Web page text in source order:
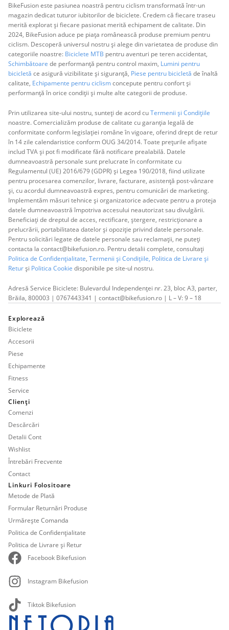
BikeFusion este pasiunea noastră pentru ciclism transformată într-un
magazin dedicat tuturor iubitorilor de biciclete. Credem că fiecare traseu
merită explorat și fiecare pasionat merită echipament de calitate. Din
2024, BikeFusion aduce pe piața românească produse premium pentru
ciclism. Descoperă universul nostru și alege din varietatea de produse din
categoriile noastre: Biciclete MTB pentru aventuri pe teren accidentat,
Schimbătoare de performanță pentru control maxim, Lumini pentru
bicicletă ce asigură vizibilitate și siguranță, Piese pentru bicicletă de înaltă
calitate, Echipamente pentru ciclismconcepute pentru confort și
performanță în orice condiții și multe alte categorii de produse.
Prin utilizarea site-ului nostru, sunteți de acord cuTermenii și Condițiile
noastre. Comercializăm produse de calitate cu garanția legală de
conformitate conform legislației române în vigoare, oferind drept de retur
în 14 zile calendaristice conform OUG 34/2014. Toate prețurile afișate
includ TVA și pot fi modificate fără notificare prealabilă. Datele
dumneavoastră personale sunt prelucrate în conformitate cu
Regulamentul (UE) 2016/679 (GDPR) și Legea 190/2018, fiind utilizate
pentru procesarea comenzilor, livrare, facturare, asistență post-vânzare
și, cu acordul dumneavoastră expres, pentru comunicări de marketing.
Implementăm măsuri tehnice și organizatorice adecvate pentru a proteja
datele dumneavoastră împotriva accesului neautorizat sau divulgării.
Beneficiați de dreptul de acces, rectificare, ștergere, restricționare a
prelucrării, portabilitatea datelor și opoziție privind datele personale.
Pentru solicitări legate de datele personale sau reclamații, ne puteți
contacta la contact@bikefusion.ro. Pentru detalii complete, consultați
Politica de Confidențialitate, Termenii și Condițiile, Politica de Livrare și
Returși Politica Cookie disponibile pe site-ul nostru.
Adresă Service Biciclete: Bulevardul Independenței nr. 23, bloc A3, parter,
Brăila, 800003 | 0767443341 | contact@bikefusion.ro | L – V: 9 – 18
Explorează
Biciclete
Accesorii
Piese
Echipamente
Fitness
Service
Clienți
Comenzi
Descărcări
Detalii Cont
Wishlist
Întrebări Frecvente
Contact
Linkuri Folositoare
Metode de Plată
Formular Returnări Produse
Urmărește Comanda
Politica de Confidențialitate
Politica de Livrare și Retur
Facebook Bikefusion
Instagram Bikefusion
Tiktok Bikefusion